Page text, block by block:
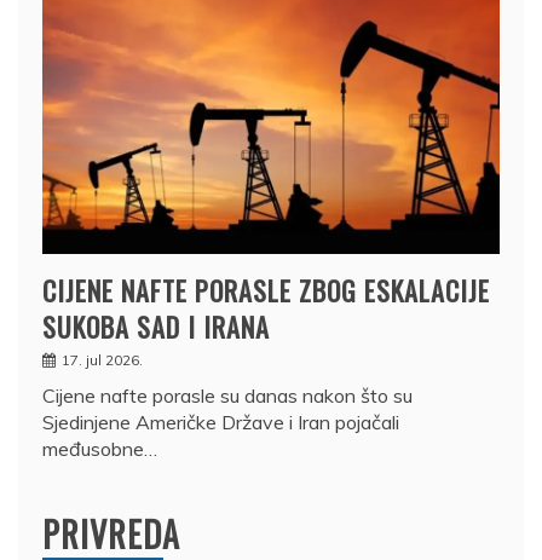
CIJENE NAFTE PORASLE ZBOG ESKALACIJE
SUKOBA SAD I IRANA
17. jul 2026.
Cijene nafte porasle su danas nakon što su
Sjedinjene Američke Države i Iran pojačali
međusobne…
PRIVREDA